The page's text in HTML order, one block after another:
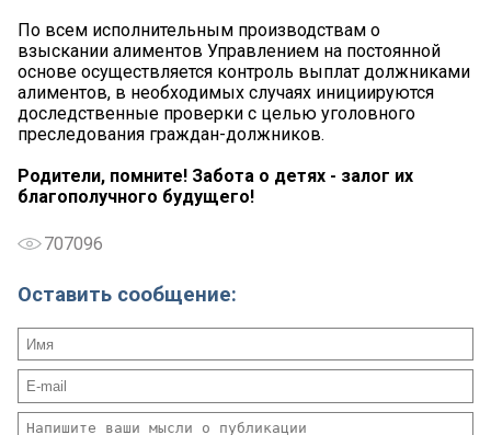
По всем исполнительным производствам о
взыскании алиментов Управлением на постоянной
основе осуществляется контроль выплат должниками
алиментов, в необходимых случаях инициируются
доследственные проверки с целью уголовного
преследования граждан-должников.
Родители, помните! Забота о детях - залог их
благополучного будущего!
707096
Оставить сообщение: